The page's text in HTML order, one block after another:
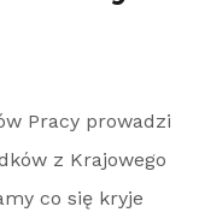
Pracy prowadzi
z Krajowego
co się kryje